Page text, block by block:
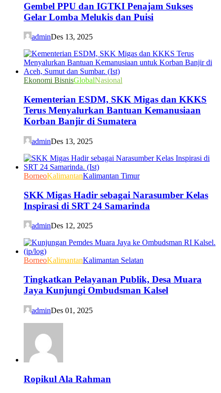
Gembel PPU dan IGTKI Penajam Sukses
Gelar Lomba Melukis dan Puisi
adminDes 13, 2025
Ekonomi BisnisGlobalNasional
Kementerian ESDM, SKK Migas dan KKKS
Terus Menyalurkan Bantuan Kemanusiaan
Korban Banjir di Sumatera
adminDes 13, 2025
BorneoKalimantanKalimantan Timur
SKK Migas Hadir sebagai Narasumber Kelas
Inspirasi di SRT 24 Samarinda
adminDes 12, 2025
BorneoKalimantanKalimantan Selatan
Tingkatkan Pelayanan Publik, Desa Muara
Jaya Kunjungi Ombudsman Kalsel
adminDes 01, 2025
Ropikul Ala Rahman